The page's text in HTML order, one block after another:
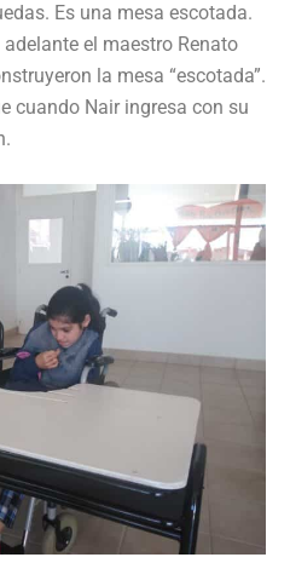
Es una mesa escotada.
el maestro Renato
la mesa “escotada”.
cuando Nair ingresa con su